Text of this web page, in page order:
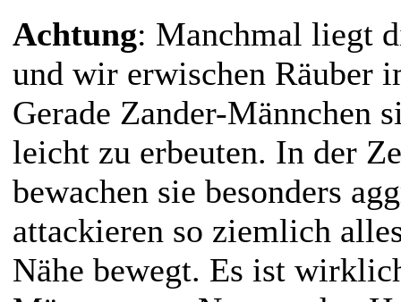
Achtung: Manchmal liegt
und wir erwischen Räuber
Gerade Zander-Männchen
leicht zu erbeuten. In der
bewachen sie besonders
attackieren so ziemlich
Nähe bewegt. Es ist